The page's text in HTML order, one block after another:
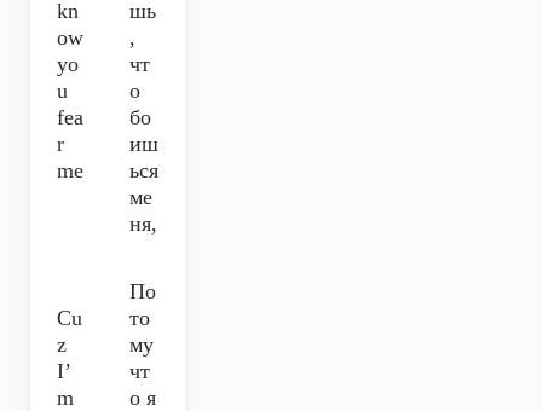
kn
ow
yo
u
fea
r
me
шь
,
чт
о
бо
иш
ься
ме
ня,
Cu
z
I’
m
По
то
му
чт
о я